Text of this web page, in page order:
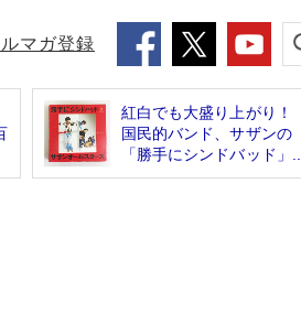
ルマガ登録
紅白でも大盛り上がり！
国民的バンド、サザンの
「勝手にシンドバッド」...